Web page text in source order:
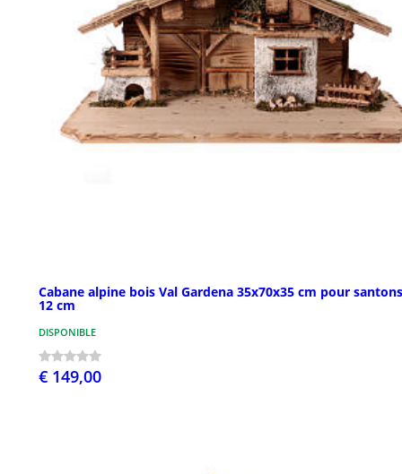
Cabane alpine bois Val Gardena 35x70x35 cm pour
12 cm
DISPONIBLE
€ 149,00